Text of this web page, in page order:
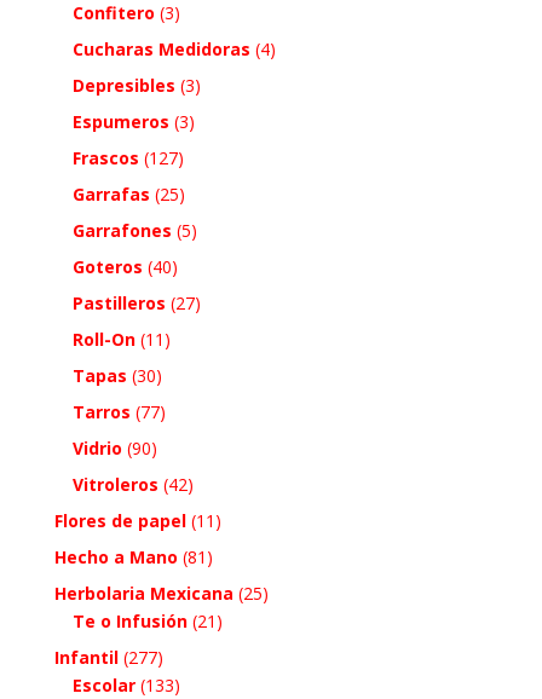
Confitero (3)
Cucharas Medidoras (4)
Depresibles (3)
Espumeros (3)
Frascos (127)
Garrafas (25)
Garrafones (5)
Goteros (40)
Pastilleros (27)
Roll-On (11)
Tapas (30)
Tarros (77)
Vidrio (90)
Vitroleros (42)
Flores de papel (11)
Hecho a Mano (81)
Herbolaria Mexicana (25)
Te o Infusión (21)
Infantil (277)
Escolar (133)